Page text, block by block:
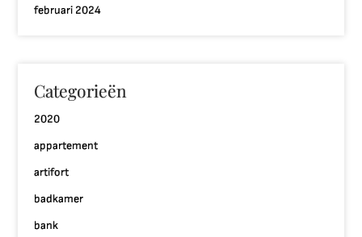
februari 2024
Categorieën
2020
appartement
artifort
badkamer
bank